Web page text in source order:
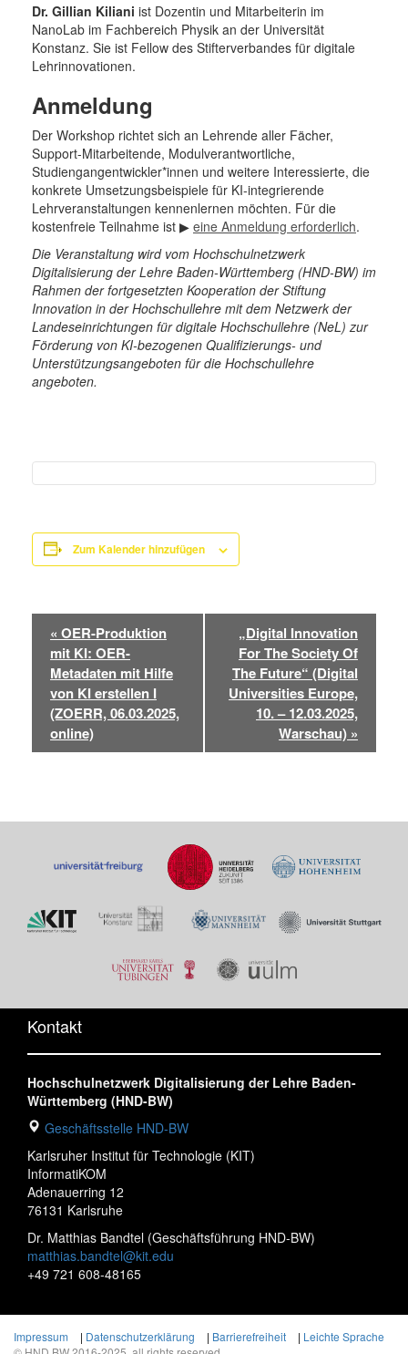
Dr. Gillian Kiliani ist Dozentin und Mitarbeiterin im
NanoLab im Fachbereich Physik an der Universität
Konstanz. Sie ist Fellow des Stifterverbandes für digitale
Lehrinnovationen.
Anmeldung
Der Workshop richtet sich an Lehrende aller Fächer,
Support-Mitarbeitende, Modulverantwortliche,
Studiengangentwickler*innen und weitere Interessierte, die
konkrete Umsetzungsbeispiele für KI-integrierende
Lehrveranstaltungen kennenlernen möchten. Für die
kostenfreie Teilnahme ist ▶ eine Anmeldung erforderlich.
Die Veranstaltung wird vom Hochschulnetzwerk
Digitalisierung der Lehre Baden-Württemberg (HND-BW) im
Rahmen der fortgesetzten Kooperation der Stiftung
Innovation in der Hochschullehre mit dem Netzwerk der
Landeseinrichtungen für digitale Hochschullehre (NeL) zur
Förderung von KI-bezogenen Qualifizierungs- und
Unterstützungsangeboten für die Hochschullehre
angeboten.
Zum Kalender hinzufügen
Veranstaltung-
Navigation
« OER-Produktion
mit KI: OER-
Metadaten mit Hilfe
von KI erstellen I
(ZOERR, 06.03.2025,
online)
„Digital Innovation
For The Society Of
The Future“ (Digital
Universities Europe,
10. – 12.03.2025,
Warschau) »
Kontakt
Hochschulnetzwerk Digitalisierung der Lehre Baden-
Württemberg (HND-BW)
Geschäftsstelle HND-BW
Karlsruher Institut für Technologie (KIT)
InformatiKOM
Adenauerring 12
76131 Karlsruhe
Dr. Matthias Bandtel (Geschäftsführung HND-BW)
matthias.bandtel@kit.edu
+49 721 608-48165
Impressum | Datenschutzerklärung | Barrierefreiheit | Leichte Sprache